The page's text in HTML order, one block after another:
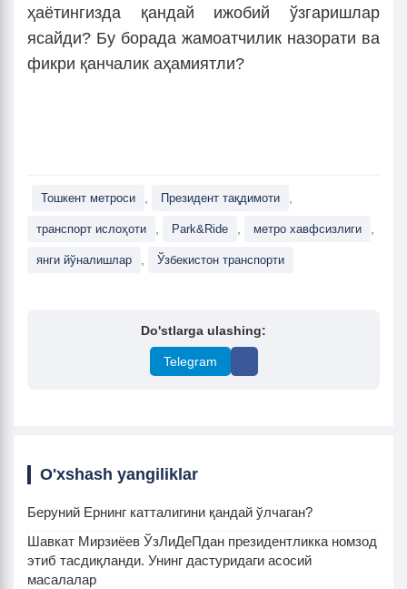
ҳаётингизда қандай ижобий ўзгаришлар
ясайди? Бу борада жамоатчилик назорати ва
фикри қанчалик аҳамиятли?
Тошкент метроси , Президент тақдимоти ,
транспорт ислоҳоти , Park&Ride , метро хавфсизлиги ,
янги йўналишлар , Ўзбекистон транспорти
Do'stlarga ulashing:
Telegram
O'xshash yangiliklar
Беруний Ернинг катталигини қандай ўлчаган?
Шавкат Мирзиёев ЎзЛиДеПдан президентликка номзод
этиб тасдиқланди. Унинг дастуридаги асосий
масалалар